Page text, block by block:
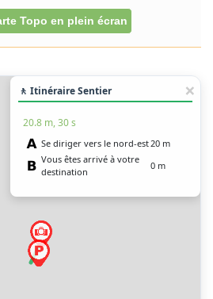
Topo en plein écran
🚶 Itinéraire Sentier
20.8 m, 30 s
Se diriger vers le nord-est 20 m
Vous êtes arrivé à votre
destination
0 m